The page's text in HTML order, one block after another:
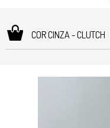
COR CINZA - CLUTCH